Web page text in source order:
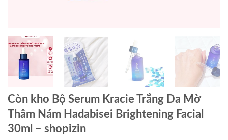
Còn kho Bộ Serum Kracie Trắng Da Mờ
Thâm Nám Hadabisei Brightening Facial
30ml – shopizin